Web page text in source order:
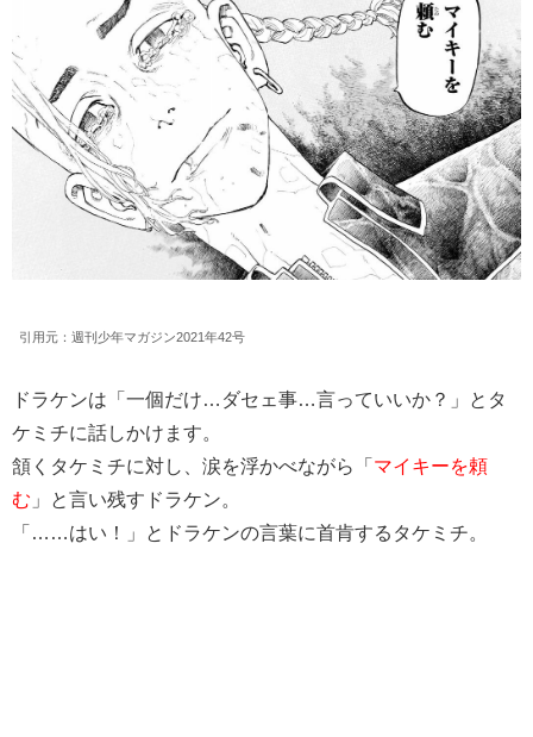
引用元：週刊少年マガジン2021年42号
ドラケンは「一個だけ…ダセェ事…言っていいか？」とタ
ケミチに話しかけます。
頷くタケミチに対し、涙を浮かべながら「 マイキーを頼
む 」と言い残すドラケン。
「……はい！」とドラケンの言葉に首肯するタケミチ。